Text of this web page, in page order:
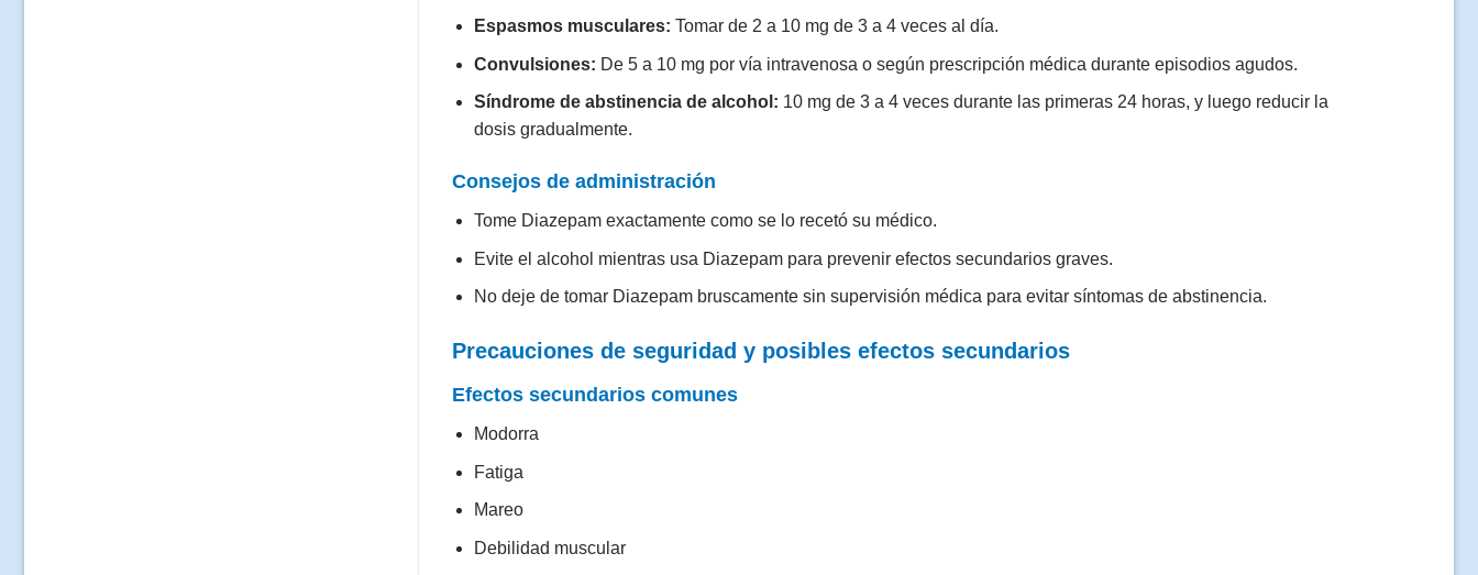
Espasmos musculares: Tomar de 2 a 10 mg de 3 a 4 veces al día.
Convulsiones: De 5 a 10 mg por vía intravenosa o según prescripción médica durante episodios agudos.
Síndrome de abstinencia de alcohol: 10 mg de 3 a 4 veces durante las primeras 24 horas, y luego reducir la
dosis gradualmente.
Consejos de administración
Tome Diazepam exactamente como se lo recetó su médico.
Evite el alcohol mientras usa Diazepam para prevenir efectos secundarios graves.
No deje de tomar Diazepam bruscamente sin supervisión médica para evitar síntomas de abstinencia.
Precauciones de seguridad y posibles efectos secundarios
Efectos secundarios comunes
Modorra
Fatiga
Mareo
Debilidad muscular